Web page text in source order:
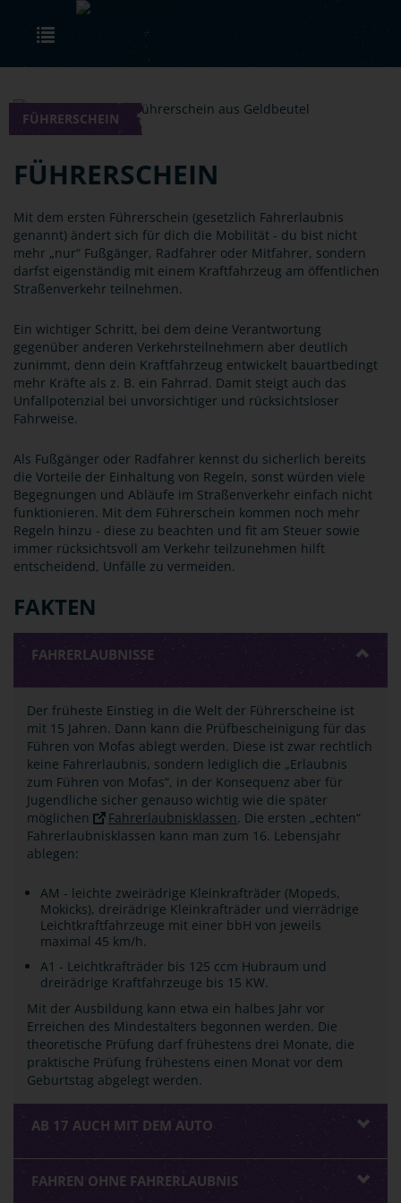
Skip to main content
FÜHRERSCHEIN
FÜHRERSCHEIN
Mit dem ersten Führerschein (gesetzlich Fahrerlaubnis
genannt) ändert sich für dich die Mobilität - du bist nicht
mehr „nur“ Fußgänger, Radfahrer oder Mitfahrer, sondern
darfst eigenständig mit einem Kraftfahrzeug am öffentlichen
Straßenverkehr teilnehmen.
Ein wichtiger Schritt, bei dem deine Verantwortung
gegenüber anderen Verkehrsteilnehmern aber deutlich
zunimmt, denn dein Kraftfahrzeug entwickelt bauartbedingt
mehr Kräfte als z. B. ein Fahrrad. Damit steigt auch das
Unfallpotenzial bei unvorsichtiger und rücksichtsloser
Fahrweise.
Als Fußgänger oder Radfahrer kennst du sicherlich bereits
die Vorteile der Einhaltung von Regeln, sonst würden viele
Begegnungen und Abläufe im Straßenverkehr einfach nicht
funktionieren. Mit dem Führerschein kommen noch mehr
Regeln hinzu - diese zu beachten und fit am Steuer sowie
immer rücksichtsvoll am Verkehr teilzunehmen hilft
entscheidend, Unfälle zu vermeiden.
FAKTEN
FAHRERLAUBNISSE
Der früheste Einstieg in die Welt der Führerscheine ist
mit 15 Jahren. Dann kann die Prüfbescheinigung für das
Führen von Mofas ablegt werden. Diese ist zwar rechtlich
keine Fahrerlaubnis, sondern lediglich die „Erlaubnis
zum Führen von Mofas“, in der Konsequenz aber für
Jugendliche sicher genauso wichtig wie die später
möglichen
Fahrerlaubnisklassen. Die ersten „echten“
Fahrerlaubnisklassen kann man zum 16. Lebensjahr
ablegen:
AM - leichte zweirädrige Kleinkrafträder (Mopeds,
Mokicks), dreirädrige Kleinkrafträder und vierrädrige
Leichtkraftfahrzeuge mit einer bbH von jeweils
maximal 45 km/h.
A1 - Leichtkrafträder bis 125 ccm Hubraum und
dreirädrige Kraftfahrzeuge bis 15 KW.
Mit der Ausbildung kann etwa ein halbes Jahr vor
Erreichen des Mindestalters begonnen werden. Die
theoretische Prüfung darf frühestens drei Monate, die
praktische Prüfung frühestens einen Monat vor dem
Geburtstag abgelegt werden.
AB 17 AUCH MIT DEM AUTO
FAHREN OHNE FAHRERLAUBNIS